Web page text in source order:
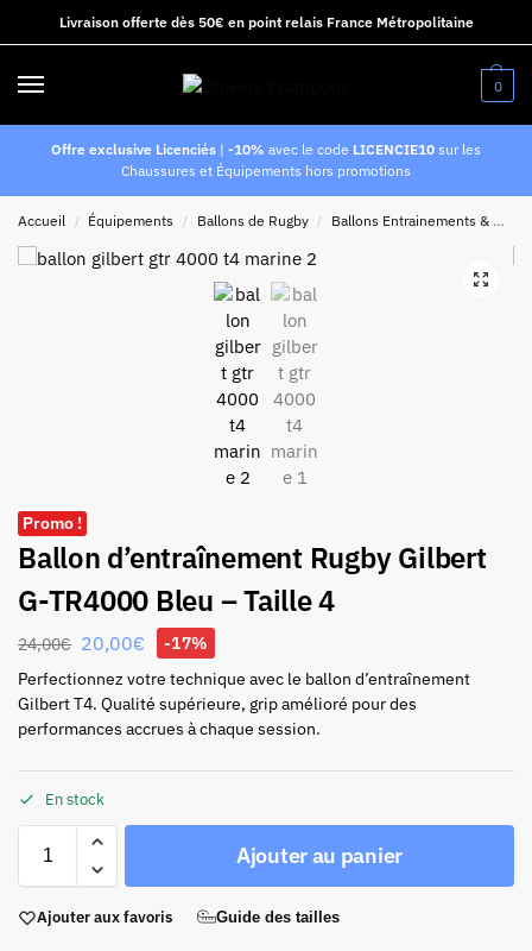
Livraison offerte dès 50€ en point relais France Métropolitaine
0
Offre exclusive Licenciés | -10% avec le code LICENCIE10 sur les
Chaussures et Équipements hors promotions
Accueil / Équipements / Ballons de Rugby / Ballons Entrainements & Matchs de Rugby
Promo !
Ballon d’entraînement Rugby Gilbert
G-TR4000 Bleu – Taille 4
24,00€ 20,00€
-17%
Perfectionnez votre technique avec le ballon d’entraînement
Gilbert T4. Qualité supérieure, grip amélioré pour des
performances accrues à chaque session.
En stock
Ajouter au panier
Ajouter aux favoris Guide des tailles